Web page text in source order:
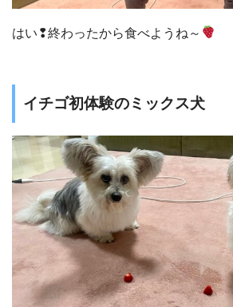
はい❢終わったから食べようね～
イチゴ初体験のミックス犬